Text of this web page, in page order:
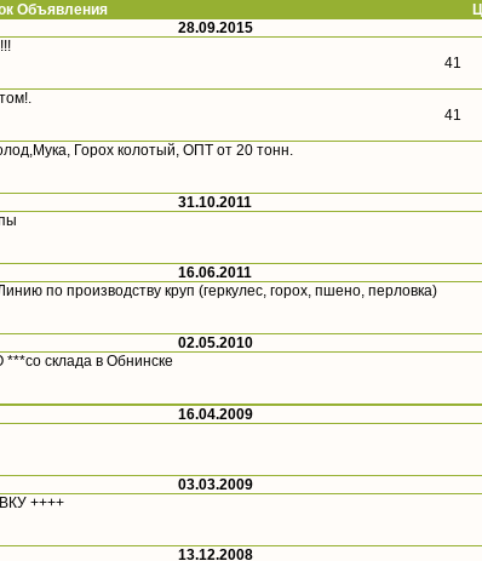
Объявления
28.09.2015
41
41
Горох колотый, ОПТ от 20 тонн.
31.10.2011
16.06.2011
по производству круп (геркулес, горох, пшено, перловка)
02.05.2010
склада в Обнинске
16.04.2009
03.03.2009
++++
13.12.2008